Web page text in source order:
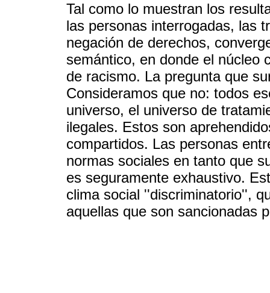
Tal como lo muestran los
las personas interrogadas, las
negación de derechos,
semántico, en donde el núcleo
de racismo. La pregunta que
Consideramos que no: todos
universo, el universo de
ilegales. Estos son
compartidos. Las personas
normas sociales en tanto que
es seguramente exhaustivo.
clima social ''discriminatorio'',
aquellas que son sancionadas